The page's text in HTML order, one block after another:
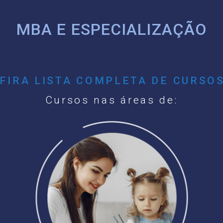
MBA E ESPECIALIZAÇÃO
LISTA COMPLETA DE
Cursos nas áreas de: